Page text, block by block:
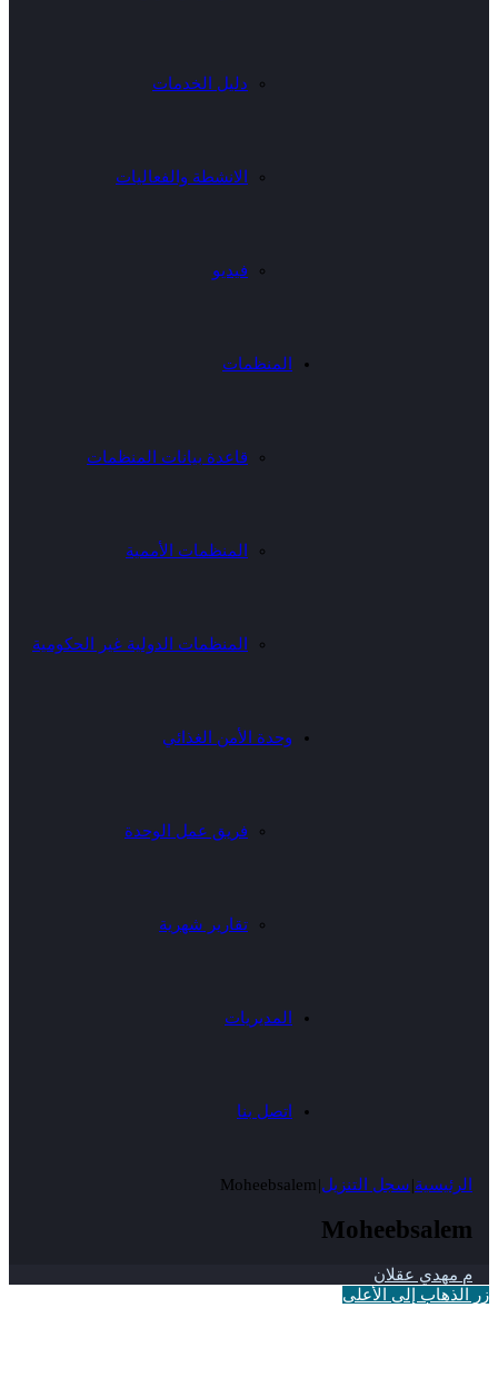
دليل الخدمات
الانشطة والفعاليات
فيديو
المنظمات
قاعدة بيانات المنظمات
المنظمات الأممية
المنظمات الدولية غير الحكومية
وحدة الأمن الغذائي
فريق عمل الوحدة
تقارير شهرية
المديريات
اتصل بنا
الرئيسية|سجل التنزيل|
Moheebsalem
Moheebsalem
م مهدي عقلان
زر الذهاب إلى الأعلى